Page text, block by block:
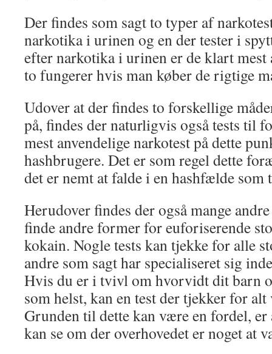
Der findes som sagt to typer af
narkotika i urinen og en der tester i
efter narkotika i urinen er de klart mest
to fungerer hvis man køber de rigtige
Udover at der findes to forskellige
på, findes der naturligvis også tests til
mest anvendelige narkotest på dette
hashbrugere. Det er som regel dette
det er nemt at falde i en hashfælde som
Herudover findes der også mange
finde andre former for euforiserende
kokain. Nogle tests kan tjekke for alle
andre som sagt har specialiseret sig
Hvis du er i tvivl om hvorvidt dit barn
som helst, kan en test der tjekker for
Grunden til dette kan være en fordel, er
kan se om der overhovedet er noget at